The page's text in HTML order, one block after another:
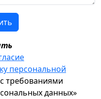
персональной
требованиями
данных»